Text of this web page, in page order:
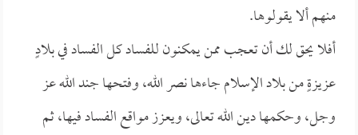
منهم ألا يقولوها.
أفلا يحق لك أن تعجب ممن يمكنون للفساد كل الفساد في بلادٍ
عزيزةٍ من بلاد الإسلام جاءها نصر الله، وفتحها جند الله عز
وجل، وحكمها دين الله تعالى، ويعزز مواقع الفساد فيها، ثم